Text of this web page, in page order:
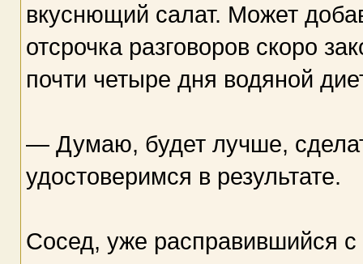
вкуснющий салат. Может
отсрочка разговоров скоро
почти четыре дня водяной
— Думаю, будет лучше,
удостоверимся в результате.
Сосед, уже расправившийся